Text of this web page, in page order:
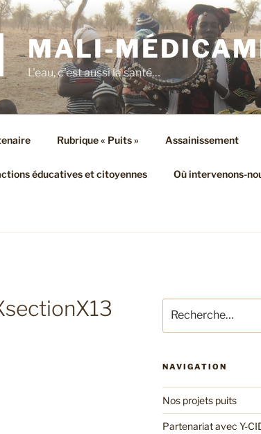
MALI-
L'eau, c'est aussi la santé…
Rubrique « Puits » Assainissement
éducatives et citoyennes Où intervenons-
pour
:
NAVIGATION
Nos projets puits
Partenariat avec Y-